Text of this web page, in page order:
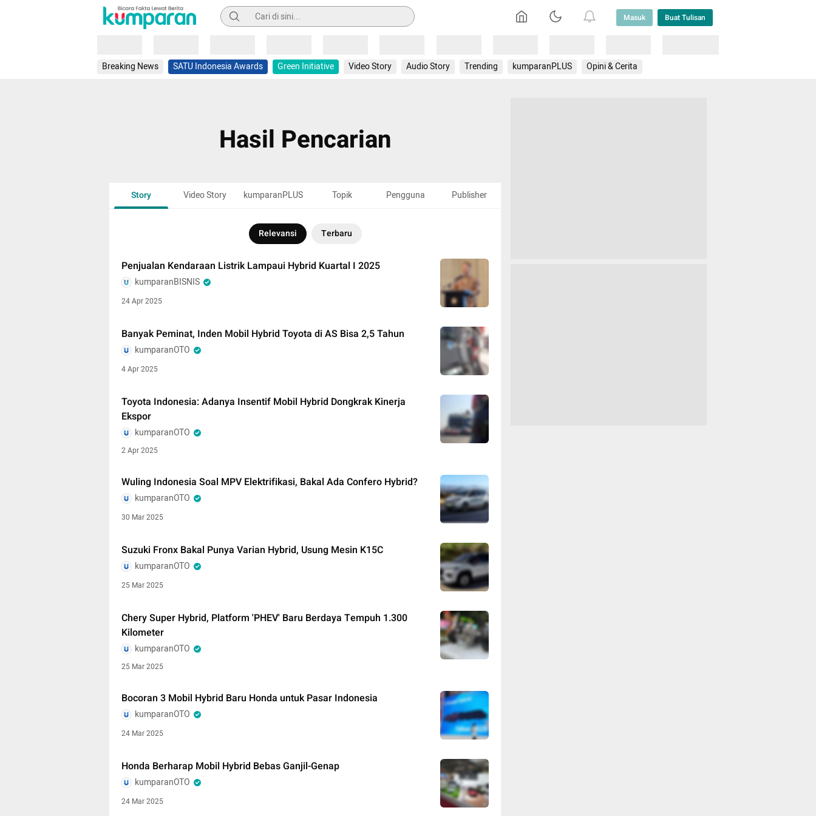
Pencarian Masuk Buat Tulisan
Breaking News SATU Indonesia Awards Green Initiative Video Story Audio Story Trending kumparanPLUS Opini & Cerita
Hasil Pencarian
Story Video Story kumparanPLUS Topik Pengguna Publisher
Relevansi Terbaru
Penjualan Kendaraan Listrik Lampaui Hybrid Kuartal I 2025
kumparanBISNIS
24 Apr 2025
Banyak Peminat, Inden Mobil Hybrid Toyota di AS Bisa 2,5 Tahun
kumparanOTO
4 Apr 2025
Toyota Indonesia: Adanya Insentif Mobil Hybrid Dongkrak Kinerja
Ekspor
kumparanOTO
2 Apr 2025
Wuling Indonesia Soal MPV Elektrifikasi, Bakal Ada Confero Hybrid?
kumparanOTO
30 Mar 2025
Suzuki Fronx Bakal Punya Varian Hybrid, Usung Mesin K15C
kumparanOTO
25 Mar 2025
Chery Super Hybrid, Platform 'PHEV' Baru Berdaya Tempuh 1.300
Kilometer
kumparanOTO
25 Mar 2025
Bocoran 3 Mobil Hybrid Baru Honda untuk Pasar Indonesia
kumparanOTO
24 Mar 2025
Honda Berharap Mobil Hybrid Bebas Ganjil-Genap
kumparanOTO
24 Mar 2025